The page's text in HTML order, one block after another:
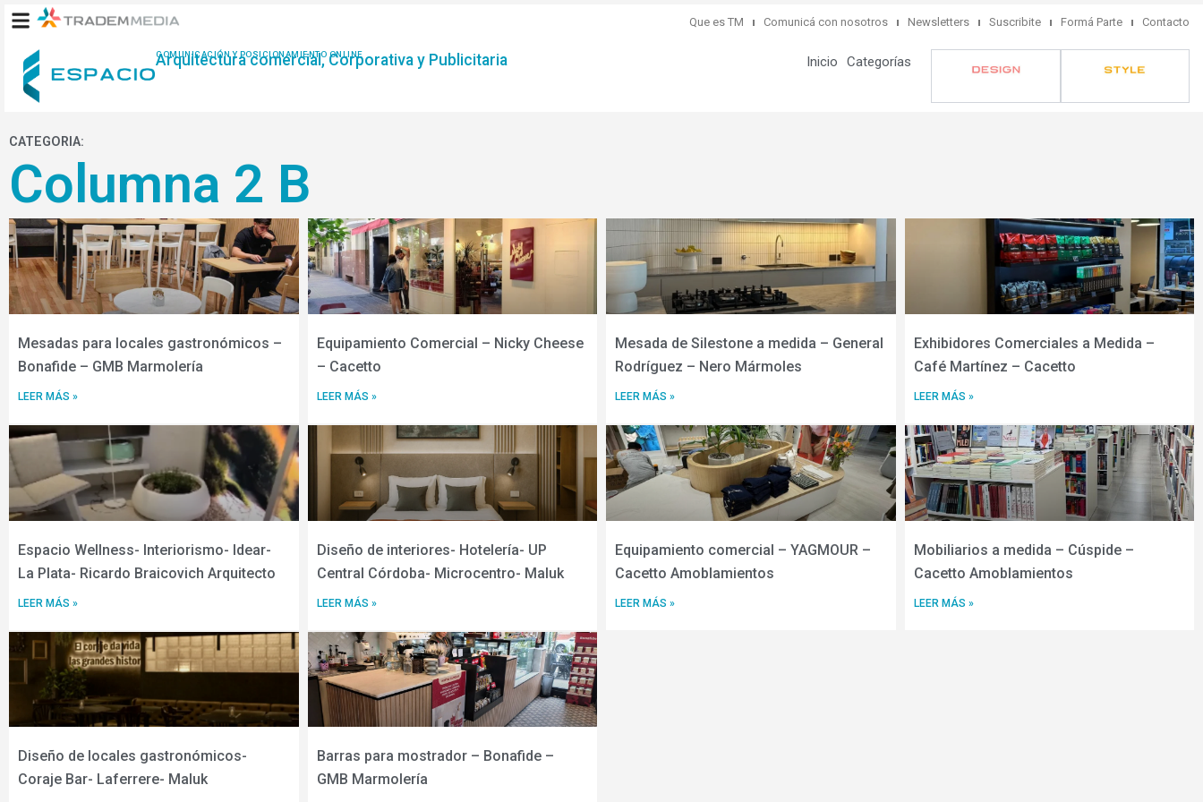
contenido
Que es TM Comunicá con nosotros Newsletters Suscribite Formá Parte Contacto
COMUNICACIÓN Y POSICIONAMIENTO ONLINE
Arquitectura comercial, Corporativa y Publicitaria Inicio Categorías
CATEGORIA:
Columna 2 B
Mesadas para locales gastronómicos –
Bonafide – GMB Marmolería
LEER MÁS »
Equipamiento Comercial – Nicky Cheese
– Cacetto
LEER MÁS »
Mesada de Silestone a medida – General
Rodríguez – Nero Mármoles
LEER MÁS »
Exhibidores Comerciales a Medida –
Café Martínez – Cacetto
LEER MÁS »
Espacio Wellness- Interiorismo- Idear-
La Plata- Ricardo Braicovich Arquitecto
LEER MÁS »
Diseño de interiores- Hotelería- UP
Central Córdoba- Microcentro- Maluk
LEER MÁS »
Equipamiento comercial – YAGMOUR –
Cacetto Amoblamientos
LEER MÁS »
Mobiliarios a medida – Cúspide –
Cacetto Amoblamientos
LEER MÁS »
Diseño de locales gastronómicos-
Coraje Bar- Laferrere- Maluk
Barras para mostrador – Bonafide –
GMB Marmolería